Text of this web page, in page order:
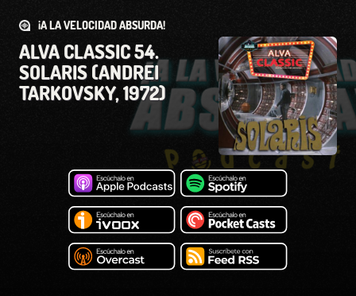
¡A LA VELOCIDAD ABSURDA!
ALVA CLASSIC 54.
SOLARIS (ANDREI
TARKOVSKY, 1972)